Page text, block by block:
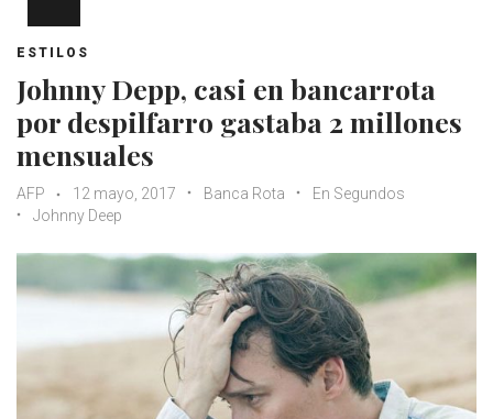
ESTILOS
Johnny Depp, casi en bancarrota
por despilfarro gastaba 2 millones
mensuales
AFP 12 mayo, 2017 Banca Rota
En Segundos
Johnny Deep